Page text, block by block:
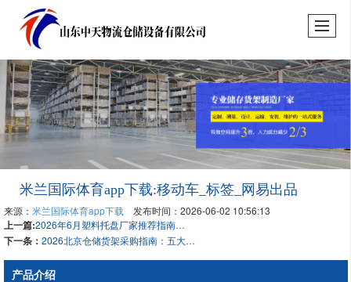
米兰国际体育app下载:移动车_标签_网易出品
来源： 米兰国际体育app下载 发布时间：2026-06-02 10:56:13
上一篇: 2026年6月塑料托盘厂家推荐指南：九脚塑料托盘双面重型周转公司优选！
下一条： 2026北京仓储货架采购指南：五大实力厂家深度测评与选型攻略
产品介绍